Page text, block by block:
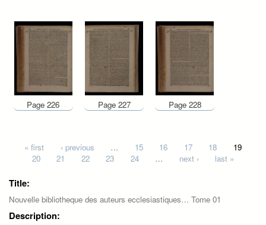
Page 226 Page 227 Page 228
Pages
« first ‹ previous … 15 16 17 18
19
20
21 22 23 24 … next › last »
Title:
Nouvelle bibliotheque des auteurs ecclesiastiques… Tome 01
Description: